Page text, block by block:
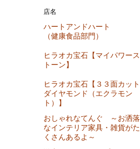
店名
ハートアンドハート
（健康食品部門）
ヒラオカ宝石【マイパワース
トーン】
ヒラオカ宝石【３３面カット
ダイヤモンド（エクラモン
ト）】
おしゃれなてんぐ ～お洒落
なインテリア家具・雑貨がた
くさんあるよ～